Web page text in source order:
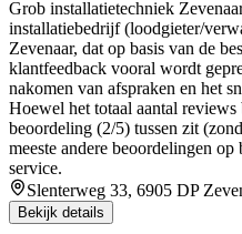
Grob installatietechniek
installatiebedrijf (loodgieter/
Zevenaar, dat op basis van de
klantfeedback vooral wordt
nakomen van afspraken en het
Hoewel het totaal aantal reviews
beoordeling (2/5) tussen zit
meeste andere beoordelingen
service.
Slenterweg 33, 6905 DP
Bekijk details